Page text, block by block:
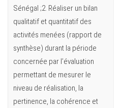
Sénégal ;2. Réaliser un bilan
qualitatif et quantitatif des
activités menées (rapport de
synthèse) durant la période
concernée par l’évaluation
permettant de mesurer le
niveau de réalisation, la
pertinence, la cohérence et